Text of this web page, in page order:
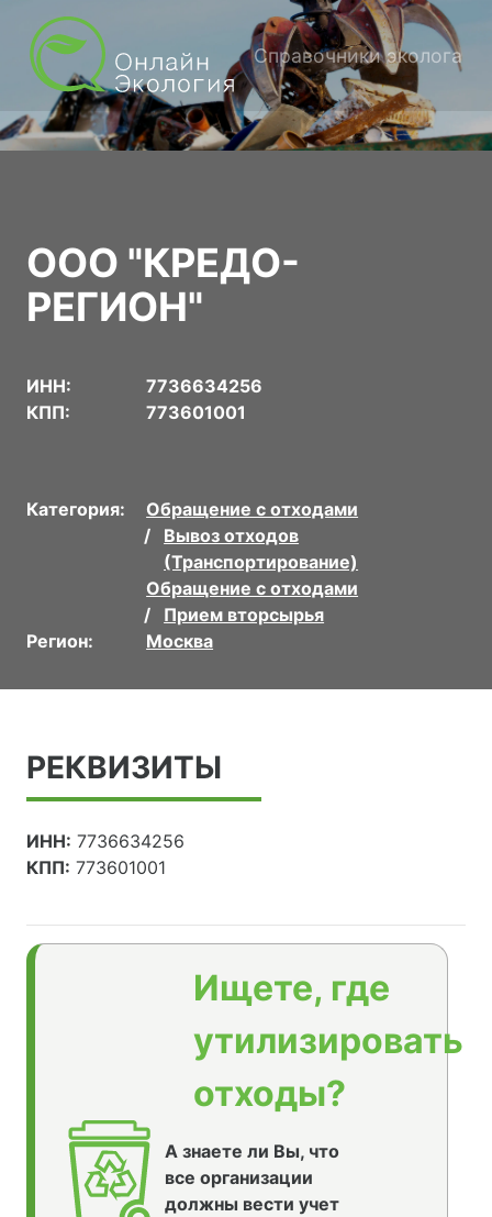
Справочники эколога
ООО "КРЕДО-
РЕГИОН"
ИНН:
7736634256
КПП:
773601001
Категория:
Обращение с отходами
Вывоз отходов
(Транспортирование)
Обращение с отходами
Прием вторсырья
Регион:
Москва
РЕКВИЗИТЫ
ИНН: 7736634256
КПП: 773601001
Ищете, где
утилизировать
отходы?
А знаете ли Вы, что
все организации
должны вести учет